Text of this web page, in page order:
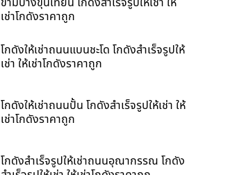
เช่าโกดังราคาถูก
โกดังให้เช่าถนนแบนชะโด โกดังสำเร็จรูปให้
เช่า ให้เช่าโกดังราคาถูก
โกดังให้เช่าถนนปั้น โกดังสำเร็จรูปให้เช่า ให้
เช่าโกดังราคาถูก
โกดังสำเร็จรูปให้เช่าถนนอุณากรรณ โกดัง